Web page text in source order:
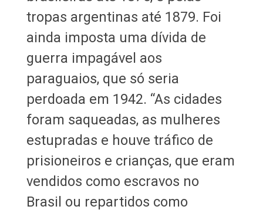
tropas argentinas até 1879. Foi
ainda imposta uma dívida de
guerra impagável aos
paraguaios, que só seria
perdoada em 1942. “As cidades
foram saqueadas, as mulheres
estupradas e houve tráfico de
prisioneiros e crianças, que eram
vendidos como escravos no
Brasil ou repartidos como